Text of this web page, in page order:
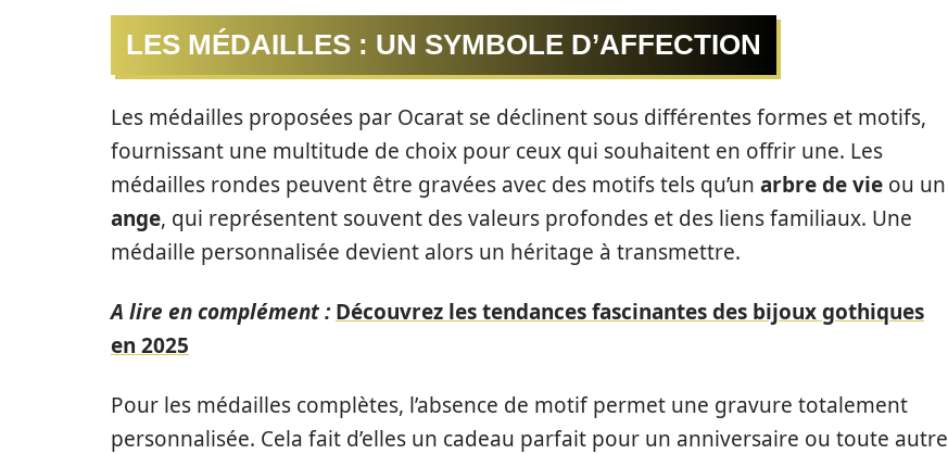
LES MÉDAILLES : UN SYMBOLE D’AFFECTION
Les médailles proposées par Ocarat se déclinent sous différentes formes et motifs,
fournissant une multitude de choix pour ceux qui souhaitent en offrir une. Les
médailles rondes peuvent être gravées avec des motifs tels qu’un arbre de vie ou un
ange, qui représentent souvent des valeurs profondes et des liens familiaux. Une
médaille personnalisée devient alors un héritage à transmettre.
A lire en complément : Découvrez les tendances fascinantes des bijoux gothiques
en 2025
Pour les médailles complètes, l’absence de motif permet une gravure totalement
personnalisée. Cela fait d’elles un cadeau parfait pour un anniversaire ou toute autre